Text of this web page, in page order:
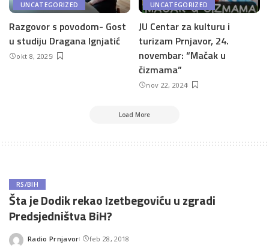
UNCATEGORIZED
Razgovor s povodom- Gost
u studiju Dragana Ignjatić
okt 8, 2025
UNCATEGORIZED
JU Centar za kulturu i
turizam Prnjavor, 24.
novembar: “Mačak u
čizmama”
nov 22, 2024
Load More
RS/BIH
Šta je Dodik rekao Izetbegoviću u zgradi
Predsjedništva BiH?
Posted
Radio Prnjavor feb 28, 2018